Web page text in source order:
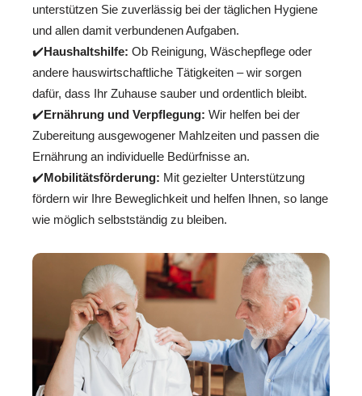
unterstützen Sie zuverlässig bei der täglichen Hygiene
und allen damit verbundenen Aufgaben.
✔️Haushaltshilfe: Ob Reinigung, Wäschepflege oder
andere hauswirtschaftliche Tätigkeiten – wir sorgen
dafür, dass Ihr Zuhause sauber und ordentlich bleibt.
✔️Ernährung und Verpflegung: Wir helfen bei der
Zubereitung ausgewogener Mahlzeiten und passen die
Ernährung an individuelle Bedürfnisse an.
✔️Mobilitätsförderung: Mit gezielter Unterstützung
fördern wir Ihre Beweglichkeit und helfen Ihnen, so lange
wie möglich selbstständig zu bleiben.